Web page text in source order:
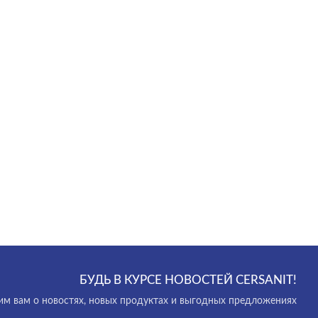
БУДЬ В КУРСЕ НОВОСТЕЙ CERSANIT!
вам о новостях, новых продуктах и выгодных предложениях